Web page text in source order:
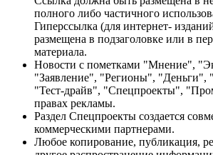
полного либо частичного
Гиперссылка (для интернет-
размещена в подзаголовке или в
материала.
Новости с пометками "Мнение",
"Заявление", "Регионы",
"Тест-драйв", "Спецпроекты",
правах рекламы.
Раздел Спецпроекты создается
коммерческими партнерами.
Любое копирование, публикация,